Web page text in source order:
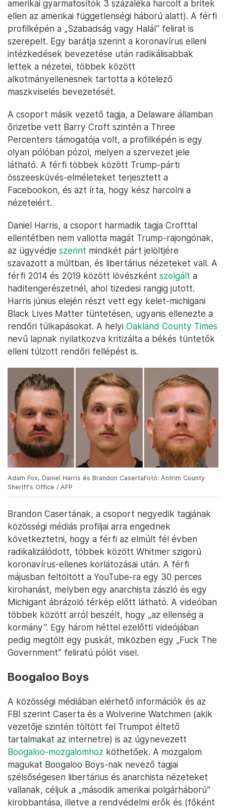
amerikai gyarmatosítók 3 százaléka harcolt a britek
ellen az amerikai függetlenségi háború alatt). A férfi
profilképén a „Szabadság vagy Halál” felirat is
szerepelt. Egy barátja szerint a koronavírus elleni
intézkedések bevezetése után radikálisabbak
lettek a nézetei, többek között
alkotmányellenesnek tartotta a kötelező
maszkviselés bevezetését.
A csoport másik vezető tagja, a Delaware államban
őrizetbe vett Barry Croft szintén a Three
Percenters támogatója volt, a profilképén is egy
olyan pólóban pózol, melyen a szervezet jele
látható. A férfi többek között Trump-párti
összeesküvés-elméleteket terjesztett a
Facebookon, és azt írta, hogy kész harcolni a
nézeteiért.
Daniel Harris, a csoport harmadik tagja Crofttal
ellentétben nem vallotta magát Trump-rajongónak,
az ügyvédje szerint mindkét párt jelöltjére
szavazott a múltban, és libertárius nézeteket vall. A
férfi 2014 és 2019 között lövészként szolgált a
haditengerészetnél, ahol tizedesi rangig jutott.
Harris június elején részt vett egy kelet-michigani
Black Lives Matter tüntetésen, ugyanis ellenezte a
rendőri túlkapásokat. A helyi Oakland County Times
nevű lapnak nyilatkozva kritizálta a békés tüntetők
elleni túlzott rendőri fellépést is.
Adam Fox, Daniel Harris és Brandon CasertaFotó: Antrim County
Sheriff's Office / AFP
Brandon Casertának, a csoport negyedik tagjának
közösségi médiás profiljai arra engednek
következtetni, hogy a férfi az elmúlt fél évben
radikalizálódott, többek között Whitmer szigorú
koronavírus-ellenes korlátozásai után. A férfi
májusban feltöltött a YouTube-ra egy 30 perces
kirohanást, melyben egy anarchista zászló és egy
Michigant ábrázoló térkép előtt látható. A videóban
többek között arról beszélt, hogy „az ellenség a
kormány”. Egy három héttel ezelőtti videójában
pedig megtölt egy puskát, miközben egy „Fuck The
Government” feliratú pólót visel.
Boogaloo Boys
A közösségi médiában elérhető információk és az
FBI szerint Caserta és a Wolverine Watchmen (akik
vezetője szintén töltött fel Trumpot éltető
tartalmakat az internetre) is az úgynevezett
Boogaloo-mozgalomhoz köthetőek. A mozgalom
magukat Boogaloo Boys-nak nevező tagjai
szélsőségesen libertárius és anarchista nézeteket
vallanak, céljuk a „második amerikai polgárháború”
kirobbantása, illetve a rendvédelmi erők és (főként